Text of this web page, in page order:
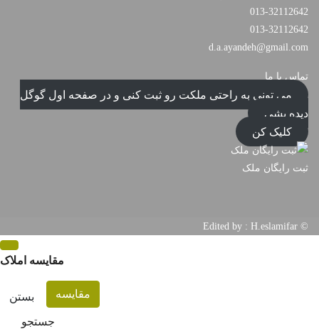
013-32112642
013-32112642
d.a.ayandeh@gmail.com
تماس با ما
می تونی به راحتی ملکت رو ثبت کنی و در صفحه اول گوگل
دیده بشی
کلیک کن
ثبت رایگان ملک
مقایسه املاک
مقایسه بستن
جستجو